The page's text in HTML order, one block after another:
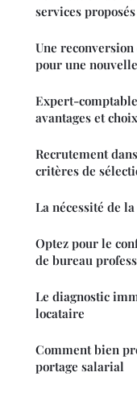
services
Une
pour une
Expert-
avantages et choix
Recrutement
critères de
La nécessité de
Optez pour le
de bureau
Le diagnostic
locataire
Comment bien
portage salarial